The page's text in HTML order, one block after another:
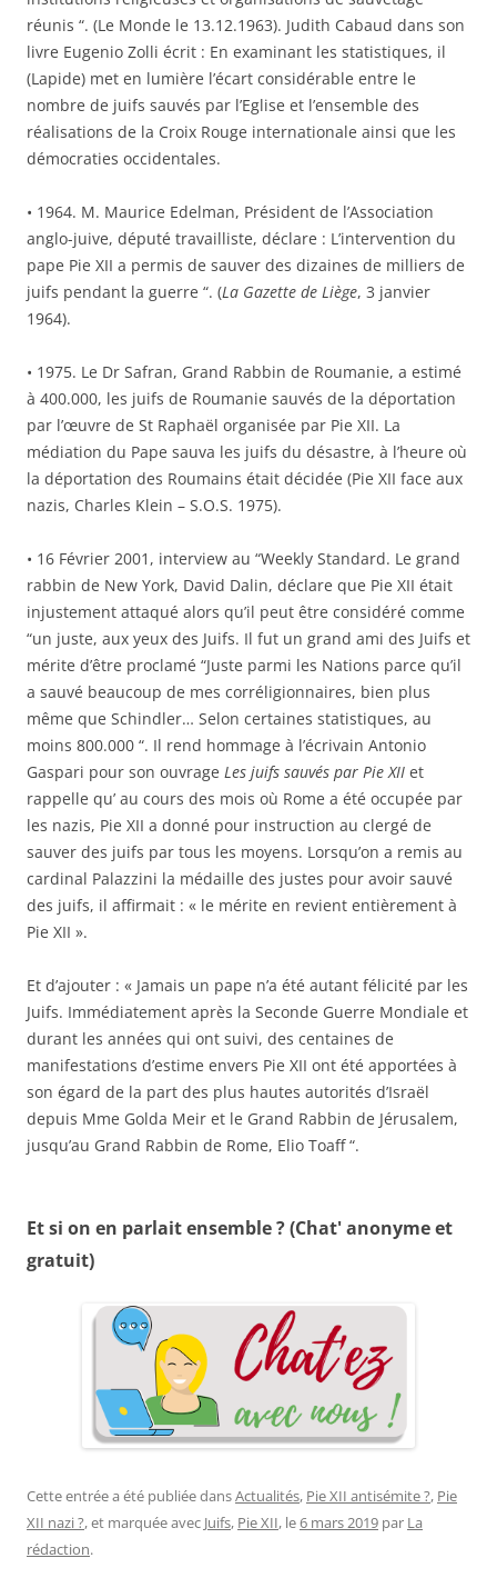
réunis “. (Le Monde le 13.12.1963). Judith Cabaud dans son
livre Eugenio Zolli écrit : En examinant les statistiques, il
(Lapide) met en lumière l’écart considérable entre le
nombre de juifs sauvés par l’Eglise et l’ensemble des
réalisations de la Croix Rouge internationale ainsi que les
démocraties occidentales.
• 1964. M. Maurice Edelman, Président de l’Association
anglo-juive, député travailliste, déclare : L’intervention du
pape Pie XII a permis de sauver des dizaines de milliers de
juifs pendant la guerre “. (La Gazette de Liège, 3 janvier
1964).
• 1975. Le Dr Safran, Grand Rabbin de Roumanie, a estimé
à 400.000, les juifs de Roumanie sauvés de la déportation
par l’œuvre de St Raphaël organisée par Pie XII. La
médiation du Pape sauva les juifs du désastre, à l’heure où
la déportation des Roumains était décidée (Pie XII face aux
nazis, Charles Klein – S.O.S. 1975).
• 16 Février 2001, interview au “Weekly Standard. Le grand
rabbin de New York, David Dalin, déclare que Pie XII était
injustement attaqué alors qu’il peut être considéré comme
“un juste, aux yeux des Juifs. Il fut un grand ami des Juifs et
mérite d’être proclamé “Juste parmi les Nations parce qu’il
a sauvé beaucoup de mes corréligionnaires, bien plus
même que Schindler… Selon certaines statistiques, au
moins 800.000 “. Il rend hommage à l’écrivain Antonio
Gaspari pour son ouvrage Les juifs sauvés par Pie XII et
rappelle qu’ au cours des mois où Rome a été occupée par
les nazis, Pie XII a donné pour instruction au clergé de
sauver des juifs par tous les moyens. Lorsqu’on a remis au
cardinal Palazzini la médaille des justes pour avoir sauvé
des juifs, il affirmait : « le mérite en revient entièrement à
Pie XII ».
Et d’ajouter : « Jamais un pape n’a été autant félicité par les
Juifs. Immédiatement après la Seconde Guerre Mondiale et
durant les années qui ont suivi, des centaines de
manifestations d’estime envers Pie XII ont été apportées à
son égard de la part des plus hautes autorités d’Israël
depuis Mme Golda Meir et le Grand Rabbin de Jérusalem,
jusqu’au Grand Rabbin de Rome, Elio Toaff “.
Et si on en parlait ensemble ? (Chat' anonyme et
gratuit)
Cette entrée a été publiée dansActualités, Pie XII antisémite ?, Pie
XII nazi ?, et marquée avec Juifs, Pie XII, le6 mars 2019 par La
rédaction.